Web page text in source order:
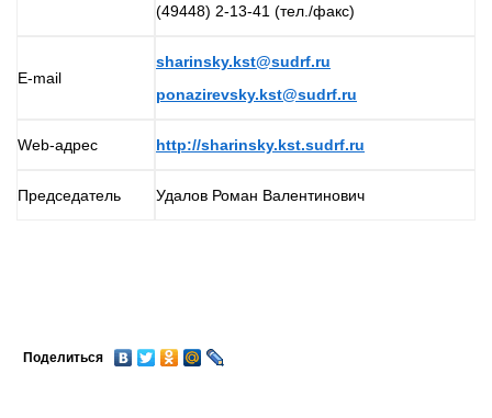
(49448) 2-13-41 (тел./факс)
E-mail
sharinsky.kst@sudrf.ru
ponazirevsky.kst@sudrf.ru
Web-адрес http://sharinsky.kst.sudrf.ru
Председатель Удалов Роман Валентинович
Поделиться